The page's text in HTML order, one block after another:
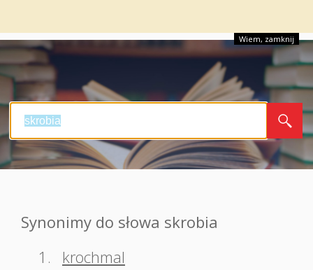
Wiem, zamknij
Synonimy do słowa skrobia
1.
krochmal